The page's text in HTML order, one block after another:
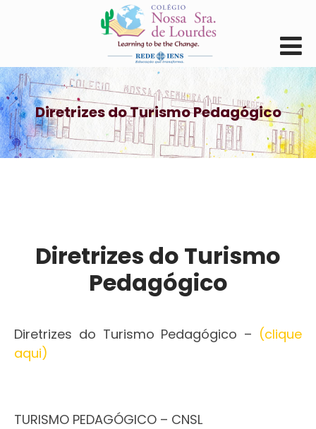
Diretrizes do Turismo Pedagógico
Diretrizes do Turismo
Pedagógico
Diretrizes do Turismo Pedagógico – (clique
aqui)
TURISMO PEDAGÓGICO – CNSL